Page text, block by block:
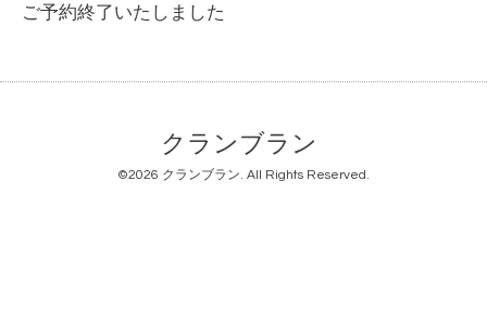
ご予約終了いたしました
クランブラン
©2026 クランブラン. All Rights Reserved.